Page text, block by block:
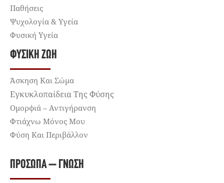
Παθήσεις
Ψυχολογία & Υγεία
Φυσική Υγεία
ΦΥΣΙΚΉ ΖΩΉ
Άσκηση Και Σώμα
Εγκυκλοπαίδεια Της Φύσης
Ομορφιά – Αντιγήρανση
Φτιάχνω Μόνος Μου
Φύση Και Περιβάλλον
ΠΡΌΣΩΠΑ – ΓΝΏΣΗ